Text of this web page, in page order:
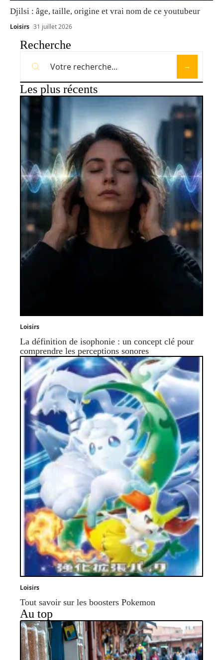
Djilsi : âge, taille, origine et vrai nom de ce youtubeur
Loisirs 31 juillet 2026
Recherche
Les plus récents
Loisirs
La définition de isophonie : un concept clé pour
comprendre les perceptions sonores
Loisirs
Tout savoir sur les boosters Pokemon
Au top